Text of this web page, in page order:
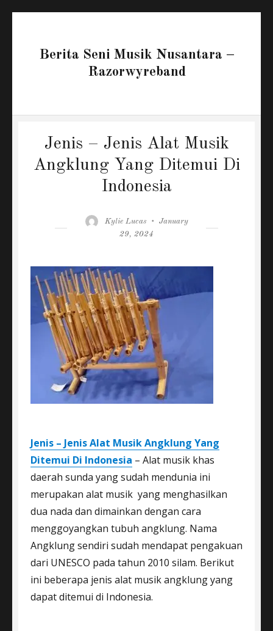
Berita Seni Musik Nusantara –
Razorwyreband
Jenis – Jenis Alat Musik
Angklung Yang Ditemui Di
Indonesia
Author
Kylie Lucas
Posted
January
29, 2024
Jenis – Jenis Alat Musik Angklung Yang
Ditemui Di Indonesia – Alat musik khas
daerah sunda yang sudah mendunia ini
merupakan alat musik yang menghasilkan
dua nada dan dimainkan dengan cara
menggoyangkan tubuh angklung. Nama
Angklung sendiri sudah mendapat pengakuan
dari UNESCO pada tahun 2010 silam. Berikut
ini beberapa jenis alat musik angklung yang
dapat ditemui di Indonesia.